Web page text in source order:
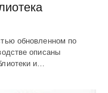
обновленном по
описаны
и…